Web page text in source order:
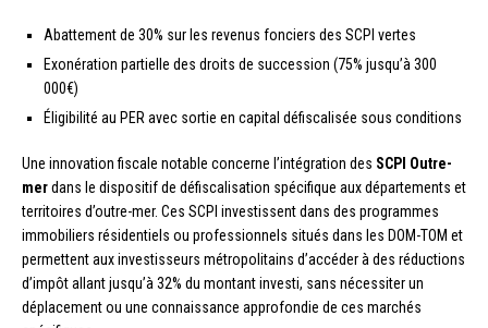
Abattement de 30% sur les revenus fonciers des SCPI vertes
Exonération partielle des droits de succession (75% jusqu’à 300
000€)
Éligibilité au PER avec sortie en capital défiscalisée sous conditions
Une innovation fiscale notable concerne l’intégration des SCPI Outre-
merdans le dispositif de défiscalisation spécifique aux départements et
territoires d’outre-mer. Ces SCPI investissent dans des programmes
immobiliers résidentiels ou professionnels situés dans les DOM-TOM et
permettent aux investisseurs métropolitains d’accéder à des réductions
d’impôt allant jusqu’à 32% du montant investi, sans nécessiter un
déplacement ou une connaissance approfondie de ces marchés